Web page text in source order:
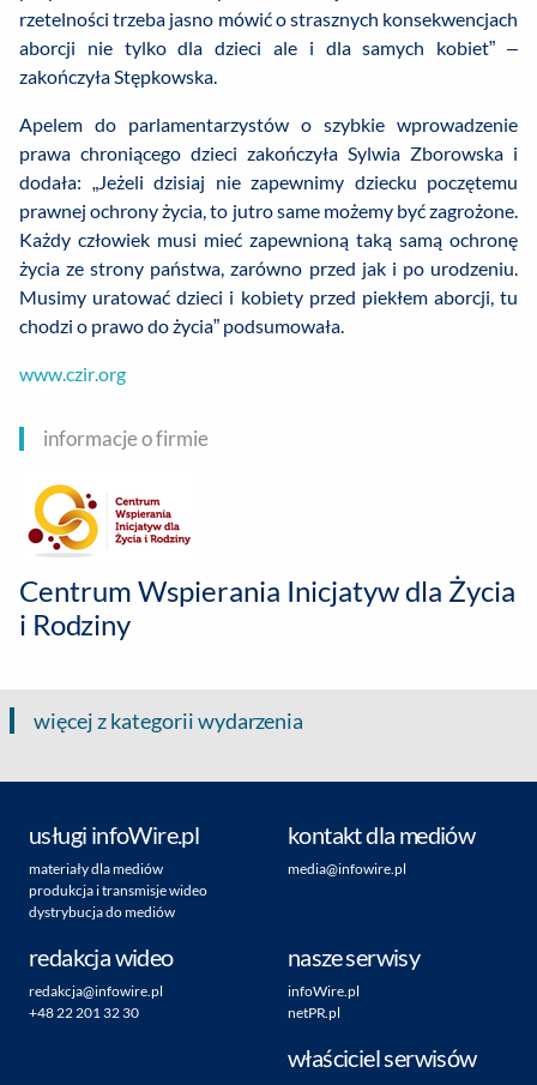
rzetelności trzeba jasno mówić o strasznych konsekwencjach
aborcji nie tylko dla dzieci ale i dla samych kobiet” –
zakończyła Stępkowska.
Apelem do parlamentarzystów o szybkie wprowadzenie
prawa chroniącego dzieci zakończyła Sylwia Zborowska i
dodała: „Jeżeli dzisiaj nie zapewnimy dziecku poczętemu
prawnej ochrony życia, to jutro same możemy być zagrożone.
Każdy człowiek musi mieć zapewnioną taką samą ochronę
życia ze strony państwa, zarówno przed jak i po urodzeniu.
Musimy uratować dzieci i kobiety przed piekłem aborcji, tu
chodzi o prawo do życia” podsumowała.
www.czir.org
informacje o firmie
Centrum Wspierania Inicjatyw dla Życia
i Rodziny
więcej z kategorii wydarzenia
usługi infoWire.pl
materiały dla mediów
produkcja i transmisje wideo
dystrybucja do mediów
kontakt dla mediów
media@infowire.pl
redakcja wideo
redakcja@infowire.pl
+48 22 201 32 30
nasze serwisy
infoWire.pl
netPR.pl
właściciel serwisów